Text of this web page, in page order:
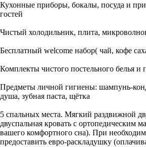
Кухонные приборы, бокалы, посуда и
гостей
Чистый холодильник, плита,
Бесплатный welcome набор( чай, кофе
Комплекты чистого постельного белья и
Предметы личной гигиены: шампунь-
душа, зубная паста, щётка
5 спальных места. Мягкий раздвижной
двуспальная кровать с ортопедическим
вашего комфортного сна). При
предоставить евро-раскладушку